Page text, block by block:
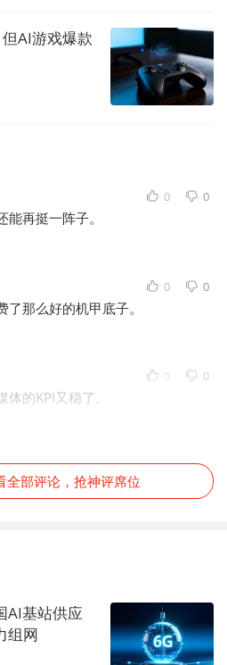
但AI游戏爆款
0 0
再挺一阵子。
0 0
那么好的机甲底子。
0 0
的KPI又稳了。
全部评论，抢神评席位
AI基站供应
组网